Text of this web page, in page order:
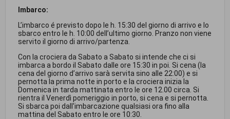
Imbarco:
L’imbarco é previsto dopo le h. 15:30 del giorno di arrivo e lo
sbarco entro le h. 10:00 dell’ultimo giorno. Pranzo non viene
servito il giorno di arrivo/partenza.
Con la crociera da Sabato a Sabato si intende che ci si
imbarca a bordo il Sabato dalle ore 15:30 in poi. Si cena (la
cena del giorno d’arrivo sarà servita sino alle 22:00) e si
pernotta la prima notte in porto e la crociera inizia la
Domenica in tarda mattinata entro le ore 12.00 circa. Si
rientra il Venerdì pomeriggio in porto, si cena e si pernotta.
Si sbarca poi dall'imbarcazione qualsiasi ora fino alla
mattina del Sabato entro le ore 10:30.